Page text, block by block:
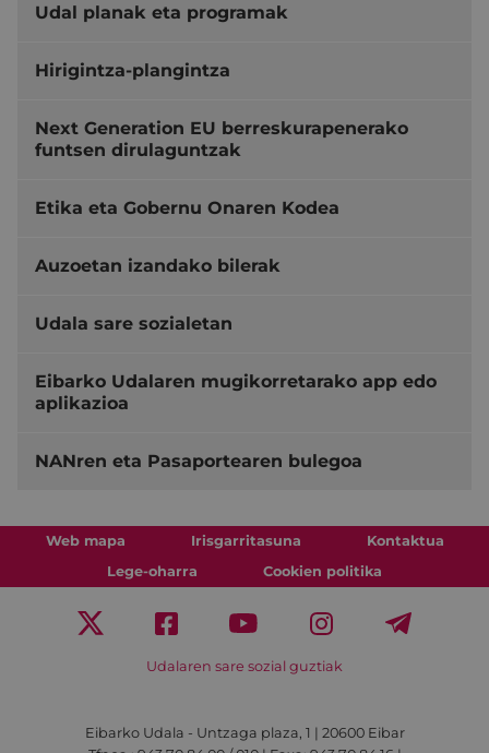
Udal planak eta programak
Hirigintza-plangintza
Next Generation EU berreskurapenerako
funtsen dirulaguntzak
Etika eta Gobernu Onaren Kodea
Auzoetan izandako bilerak
Udala sare sozialetan
Eibarko Udalaren mugikorretarako app edo
aplikazioa
NANren eta Pasaportearen bulegoa
Web mapa Irisgarritasuna
Kontaktua
Lege-oharra
Cookien politika
Udalaren sare sozial guztiak
Eibarko Udala - Untzaga plaza, 1 | 20600 Eibar